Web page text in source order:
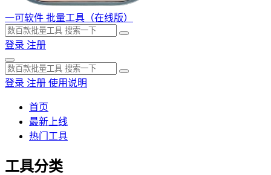
一可软件 批量工具（在线版）
登录 注册
登录 注册 使用说明
首页
最新上线
热门工具
工具分类